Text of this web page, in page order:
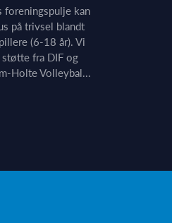
foreningspulje kan
på trivsel blandt
(6-18 år). Vi
fra DIF og
Holte Volleybal...